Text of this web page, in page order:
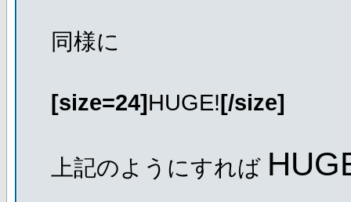
同様に
[size=24]HUGE![/size]
上記のようにすれば